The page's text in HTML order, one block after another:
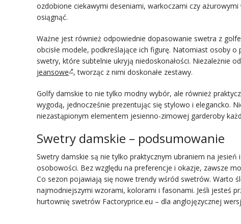
ozdobione ciekawymi deseniami, warkoczami czy
osiągnąć.
Ważne jest również odpowiednie dopasowanie swetra z
obcisłe modele, podkreślające ich figurę. Natomiast osoby o
swetry, które subtelnie ukryją niedoskonałości. Niezależnie
jeansowe , tworząc z nimi doskonałe zestawy.
Golfy damskie to nie tylko modny wybór, ale również
wygodą, jednocześnie prezentując się stylowo i elegancko.
niezastąpionym elementem jesienno-zimowej garderoby
Swetry damskie – podsumowanie
Swetry damskie są nie tylko praktycznym ubraniem na
osobowości. Bez względu na preferencje i okazje, zawsze
Co sezon pojawiają się nowe trendy wśród swetrów. Warto
najmodniejszymi wzorami, kolorami i fasonami. Jeśli jesteś
hurtownię swetrów Factoryprice.eu – dla anglojęzycznej